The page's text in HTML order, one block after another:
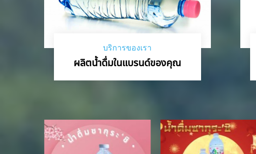
บริการของเรา
ผลิตน้ำดื่มในแบรนด์ของคุณ